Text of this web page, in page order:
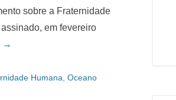
sobre a Fraternidade
em fevereiro
→
Humana Oceano